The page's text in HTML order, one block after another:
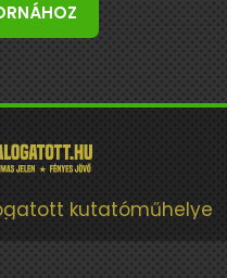
kutatóműhelye